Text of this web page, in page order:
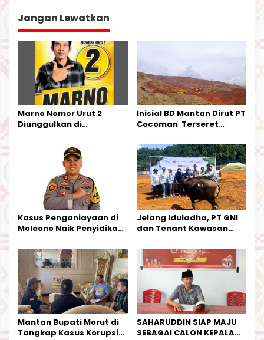
a
s
s
Jangan Lewatkan
Marno Nomor Urut 2
Diunggulkan di
Kesederhanaannya Jadi
Harapan Warga
Inisial BD Mantan Dirut PT
Cocoman Terseret
Tata Kelola Tambang
Kalimantan Barat
Kasus Penganiayaan di
Moleono Naik Penyidikan,
Kesempatan Terakhir
Jelang Iduladha, PT GNI
dan Tenant Kawasan
Kurban
Mantan Bupati Morut di
Tangkap Kasus Korupsi
SAHARUDDIN SIAP MAJU
SEBAGAI CALON KEPALA